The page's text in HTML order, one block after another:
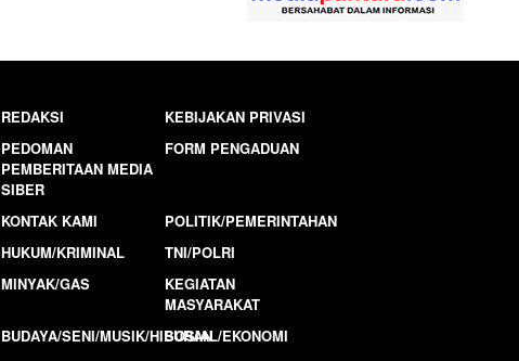
REDAKSI
KEBIJAKAN PRIVASI
PEDOMAN
PEMBERITAAN MEDIA
SIBER
FORM PENGADUAN
KONTAK KAMI
POLITIK/PEMERINTAHAN
HUKUM/KRIMINAL
TNI/POLRI
MINYAK/GAS
KEGIATAN
MASYARAKAT
BUDAYA/SENI/MUSIK/HIBURANSOSIAL/EKONOMI